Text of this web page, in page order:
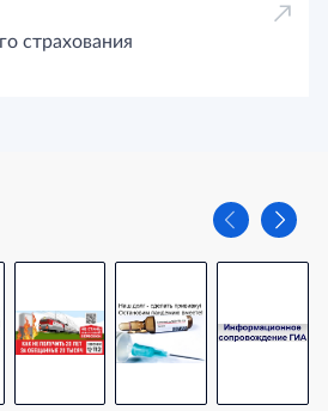
страхования